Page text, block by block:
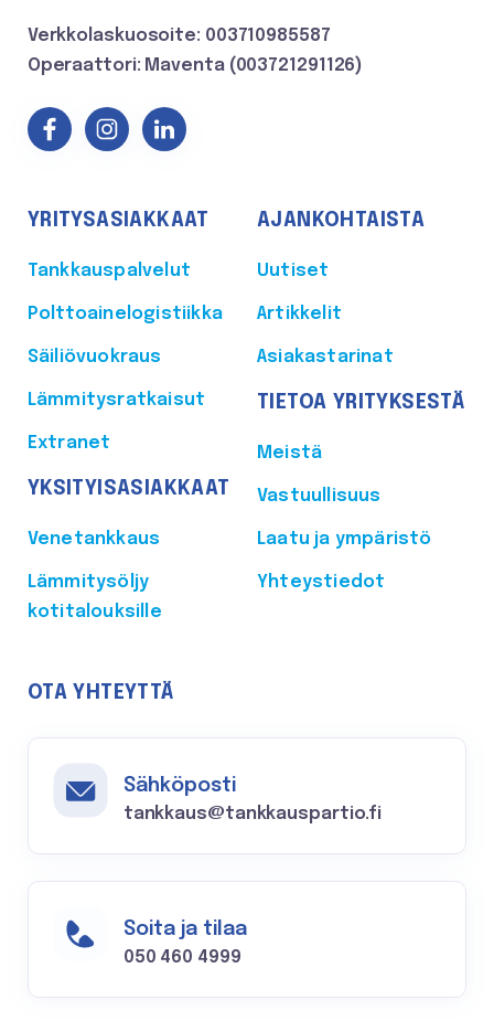
Verkkolaskuosoite: 003710985587
Operaattori: Maventa (003721291126)
YRITYSASIAKKAAT
Tankkauspalvelut
Polttoainelogistiikka
Säiliövuokraus
Lämmitysratkaisut
Extranet
YKSITYISASIAKKAAT
Venetankkaus
Lämmitysöljy
kotitalouksille
AJANKOHTAISTA
Uutiset
Artikkelit
Asiakastarinat
TIETOA YRITYKSESTÄ
Meistä
Vastuullisuus
Laatu ja ympäristö
Yhteystiedot
OTA YHTEYTTÄ
Sähköposti
tankkaus@tankkauspartio.fi
Soita ja tilaa
050 460 4999